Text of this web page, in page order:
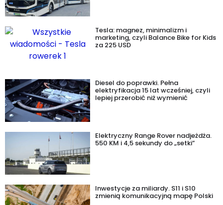
Tesla: magnez, minimalizm i
marketing, czyli Balance Bike for Kids
za 225 USD
Diesel do poprawki. Pełna
elektryfikacja 15 lat wcześniej, czyli
lepiej przerobić niż wymienić
Elektryczny Range Rover nadjeżdża.
550 KM i 4,5 sekundy do „setki”
Inwestycje za miliardy. S11 i S10
zmienią komunikacyjną mapę Polski